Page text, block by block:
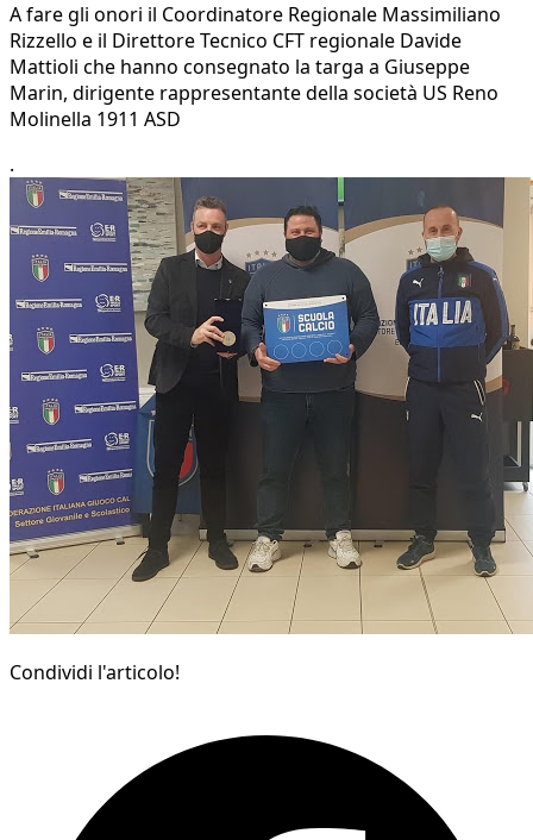
A fare gli onori il Coordinatore Regionale Massimiliano
Rizzello e il Direttore Tecnico CFT regionale Davide
Mattioli che hanno consegnato la targa a Giuseppe
Marin, dirigente rappresentante della società US Reno
Molinella 1911 ASD
.
Condividi l'articolo!